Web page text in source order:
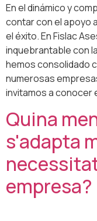
En el dinámico y
contar con el apoyo
el éxito. En Fislac
inquebrantable con
hemos consolidado
numerosas
invitamos a conocer
Quina
s'adapta
empresa?